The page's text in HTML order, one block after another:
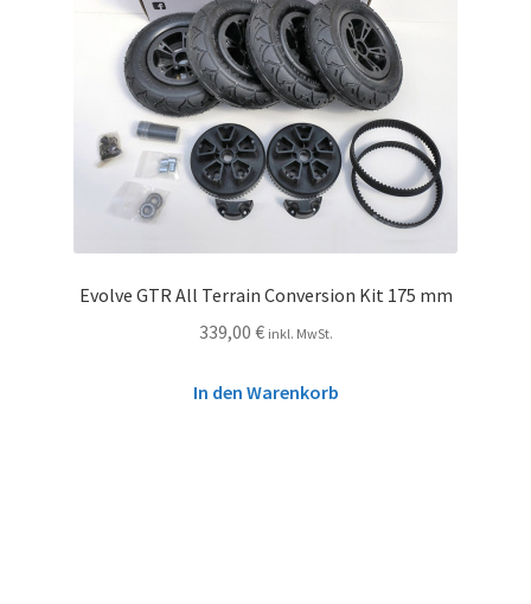
Evolve GTR All Terrain Conversion Kit 175 mm
339,00 € inkl. MwSt.
In den Warenkorb